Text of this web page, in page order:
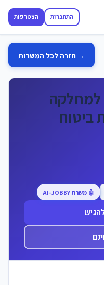
התחברות הצטרפות
→חזרה לכל המשרות
למחלקה
ביטוח
🤖 משרת AI-JOBBY